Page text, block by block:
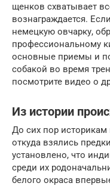
щенков схватывает
вознаграждается.
немецкую овчарку,
профессиональному
основные приемы и
собакой во время
посмотрите видео о
Из истории
До сих пор историкам
откуда взялись
установлено, что
среди их
белого окраса